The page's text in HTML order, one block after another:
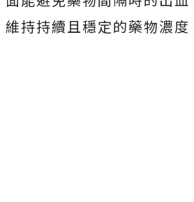
維持持續且穩定的藥物濃度